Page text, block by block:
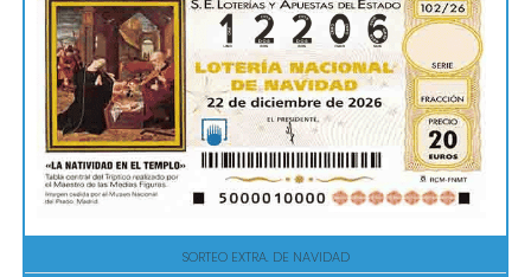
SORTEO EXTRA. DE NAVIDAD